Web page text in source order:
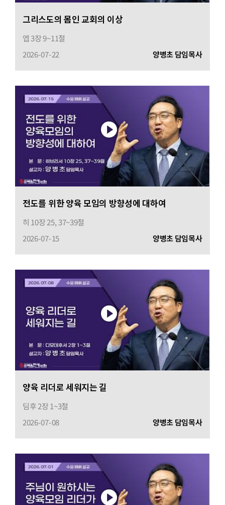
그리스도의 몸인 교회의 이상
엡 3장 9~11절
2026-07-22
양병초 담임목사
전도를 위한 양육 모임의 방향성에 대하여
히 10장 25, 37~39절
2026-07-15
양병초 담임목사
양육 리더로 세워지는 길
딤후 2장 1~3절
2026-07-08
양병초 담임목사